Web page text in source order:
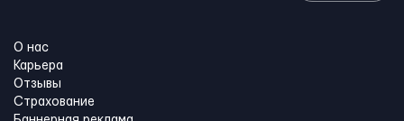
О нас
Карьера
Отзывы
Страхование